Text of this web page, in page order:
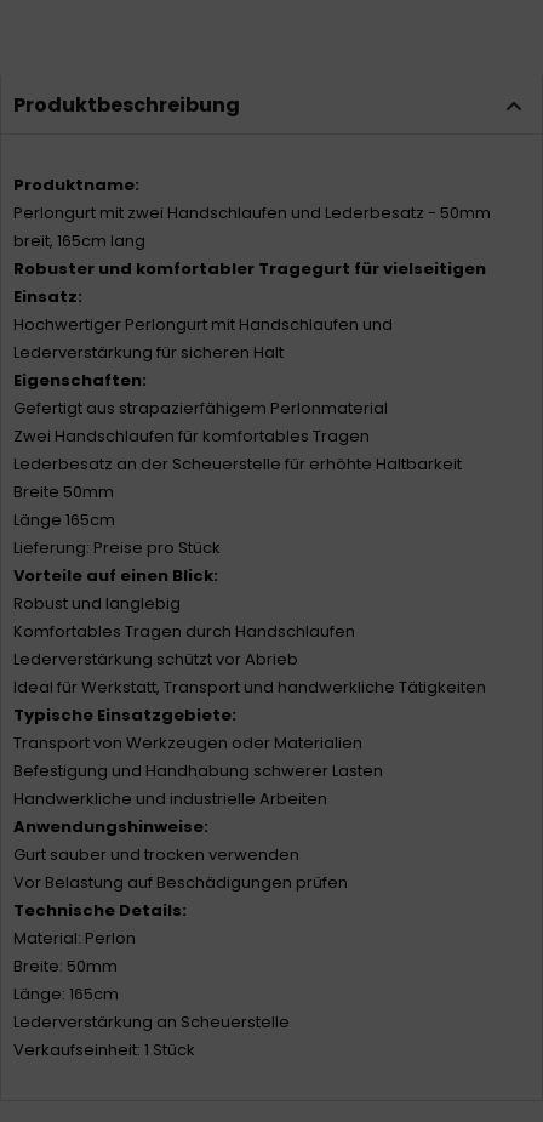
Produktbeschreibung
Produktname:
Perlongurt mit zwei Handschlaufen und Lederbesatz - 50mm
breit, 165cm lang
Robuster und komfortabler Tragegurt für vielseitigen
Einsatz:
Hochwertiger Perlongurt mit Handschlaufen und
Lederverstärkung für sicheren Halt
Eigenschaften:
Gefertigt aus strapazierfähigem Perlonmaterial
Zwei Handschlaufen für komfortables Tragen
Lederbesatz an der Scheuerstelle für erhöhte Haltbarkeit
Breite 50mm
Länge 165cm
Lieferung: Preise pro Stück
Vorteile auf einen Blick:
Robust und langlebig
Komfortables Tragen durch Handschlaufen
Lederverstärkung schützt vor Abrieb
Ideal für Werkstatt, Transport und handwerkliche Tätigkeiten
Typische Einsatzgebiete:
Transport von Werkzeugen oder Materialien
Befestigung und Handhabung schwerer Lasten
Handwerkliche und industrielle Arbeiten
Anwendungshinweise:
Gurt sauber und trocken verwenden
Vor Belastung auf Beschädigungen prüfen
Technische Details:
Material: Perlon
Breite: 50mm
Länge: 165cm
Lederverstärkung an Scheuerstelle
Verkaufseinheit: 1 Stück